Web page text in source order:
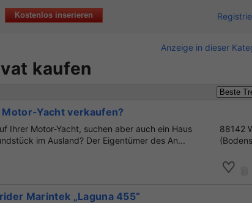
Kostenlos inserieren
Anzeige in dieser
kaufen
Yacht verkaufen?
Ihrer Motor-Yacht, suchen aber auch ein Haus
im Ausland? Der Eigentümer des An...
88142
Marintek „Laguna 455“